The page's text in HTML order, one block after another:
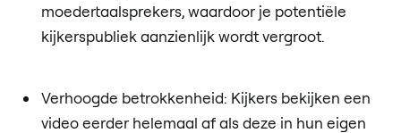
moedertaalsprekers, waardoor je potentiële
kijkerspubliek aanzienlijk wordt vergroot.
Verhoogde betrokkenheid: Kijkers bekijken een
video eerder helemaal af als deze in hun eigen